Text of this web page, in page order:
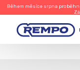
Během měsíce srpna